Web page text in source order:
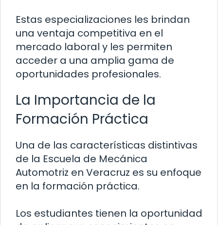
Estas especializaciones les brindan
una ventaja competitiva en el
mercado laboral y les permiten
acceder a una amplia gama de
oportunidades profesionales.
La Importancia de la
Formación Práctica
Una de las características distintivas
de la Escuela de Mecánica
Automotriz en Veracruz es su enfoque
en la formación práctica.
Los estudiantes tienen la oportunidad